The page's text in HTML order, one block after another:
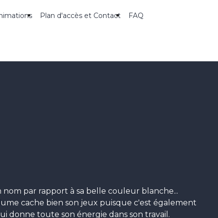
Plan d'accès et Contact FAQ
par rapport à sa belle couleur blanche...
cache bien son jeux puisque c'est également
donne toute son énergie dans son travail.